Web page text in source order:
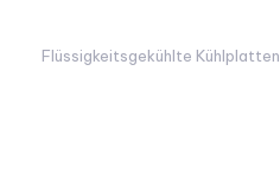
Flüssigkeitsgekühlte Kühlplatten